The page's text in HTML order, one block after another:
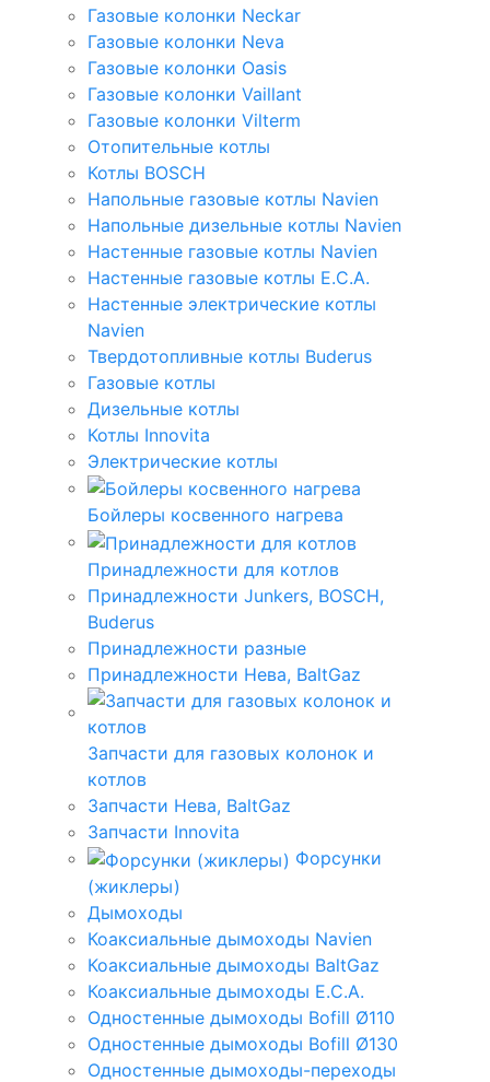
Газовые колонки Neckar
Газовые колонки Neva
Газовые колонки Oasis
Газовые колонки Vaillant
Газовые колонки Vilterm
Отопительные котлы
Котлы BOSCH
Напольные газовые котлы Navien
Напольные дизельные котлы Navien
Настенные газовые котлы Navien
Настенные газовые котлы E.C.A.
Настенные электрические котлы
Navien
Твердотопливные котлы Buderus
Газовые котлы
Дизельные котлы
Котлы Innovita
Электрические котлы
Бойлеры косвенного нагрева
Принадлежности для котлов
Принадлежности Junkers, BOSCH,
Buderus
Принадлежности разные
Принадлежности Нева, BaltGaz
Запчасти для газовых колонок и
котлов
Запчасти Нева, BaltGaz
Запчасти Innovita
Форсунки
(жиклеры)
Дымоходы
Коаксиальные дымоходы Navien
Коаксиальные дымоходы BaltGaz
Коаксиальные дымоходы E.C.A.
Одностенные дымоходы Bofill Ø110
Одностенные дымоходы Bofill Ø130
Одностенные дымоходы-переходы